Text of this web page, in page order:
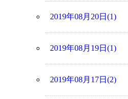
2019年08月20日(1)
2019年08月19日(1)
2019年08月17日(2)